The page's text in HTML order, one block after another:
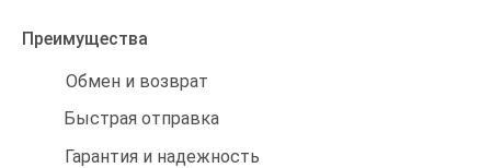
Преимущества
Обмен и возврат
Быстрая отправка
Гарантия и надежность